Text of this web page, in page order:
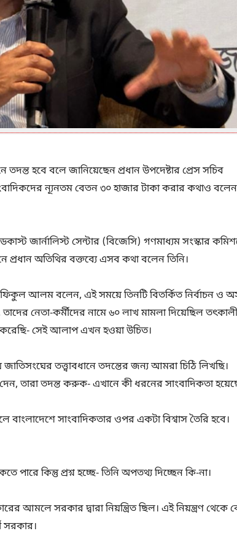
তদন্ত হবে বলে জানিয়েছেন প্রধান উপদেষ্টার প্রেস সচিব
ন্যূনতম বেতন ৩০ হাজার টাকা করার কথাও বলেন
জার্নালিস্ট সেন্টার (বিজেসি) গণমাধ্যম সংস্কার
অতিথির বক্তব্যে এসব কথা বলেন তিনি।
আলম বলেন, এই সময়ে তিনটি বিতর্কিত নির্বাচন ও
নেতা-কর্মীদের নামে ৬০ লাখ মামলা দিয়েছিল
সেই আলাপ এখন হওয়া উচিত।
তত্ত্বাবধানে তদন্তের জন্য আমরা চিঠি লিখছি।
তারা তদন্ত করুক- এখানে কী ধরনের সাংবাদিকতা
সাংবাদিকতার ওপর একটা বিশ্বাস তৈরি হবে।
কিন্তু প্রশ্ন হচ্ছে- তিনি অপতথ্য দিচ্ছেন কি-না।
আমলে সরকার দ্বারা নিয়ন্ত্রিত ছিল। এই নিয়ন্ত্রণ থেকে
সরকার।